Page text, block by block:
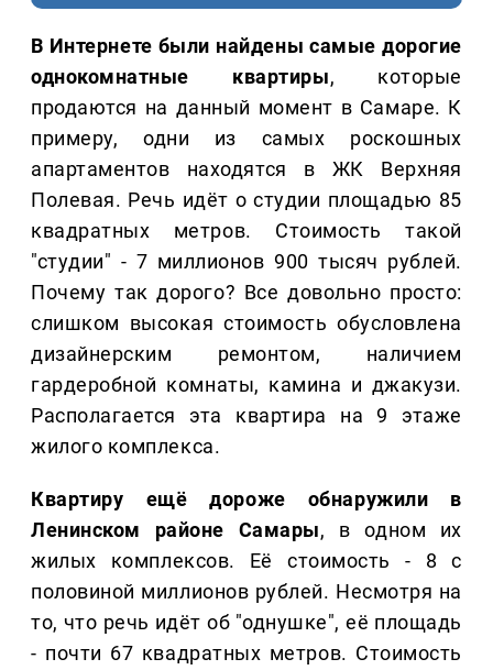
В Интернете были найдены самые дорогие
однокомнатные квартиры, которые
продаются на данный момент в Самаре. К
примеру, одни из самых роскошных
апартаментов находятся в ЖК Верхняя
Полевая. Речь идёт о студии площадью 85
квадратных метров. Стоимость такой
"студии" - 7 миллионов 900 тысяч рублей.
Почему так дорого? Все довольно просто:
слишком высокая стоимость обусловлена
дизайнерским ремонтом, наличием
гардеробной комнаты, камина и джакузи.
Располагается эта квартира на 9 этаже
жилого комплекса.
Квартиру ещё дороже обнаружили в
Ленинском районе Самары, в одном их
жилых комплексов. Её стоимость - 8 с
половиной миллионов рублей. Несмотря на
то, что речь идёт об "однушке", её площадь
- почти 67 квадратных метров. Стоимость